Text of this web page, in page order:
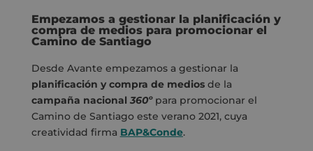
Empezamos a gestionar la planificación y
compra de medios para promocionar el
Camino de Santiago
Desde Avante empezamos a gestionar la
planificación y compra de mediosde la
campaña nacional 360ºpara promocionar el
Camino de Santiago este verano 2021, cuya
creatividad firma BAP&Conde.